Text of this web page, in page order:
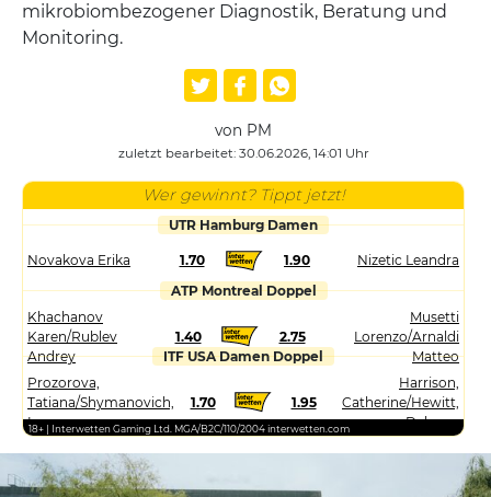
mikrobiombezogener Diagnostik, Beratung und
Monitoring.
von PM
zuletzt bearbeitet: 30.06.2026, 14:01 Uhr
Wer gewinnt? Tippt jetzt!
UTR Hamburg Damen
Novakova Erika 1.70 1.90
Nizetic Leandra
ATP Montreal Doppel
Khachanov
Karen/Rublev
Andrey
1.40 2.75
Musetti
Lorenzo/Arnaldi
Matteo
ITF USA Damen Doppel
Prozorova,
Tatiana/Shymanovich,
Iryna
1.70 1.95
Harrison,
Catherine/Hewitt,
Dalayna
18+ | Interwetten Gaming Ltd. MGA/B2C/110/2004 interwetten.com